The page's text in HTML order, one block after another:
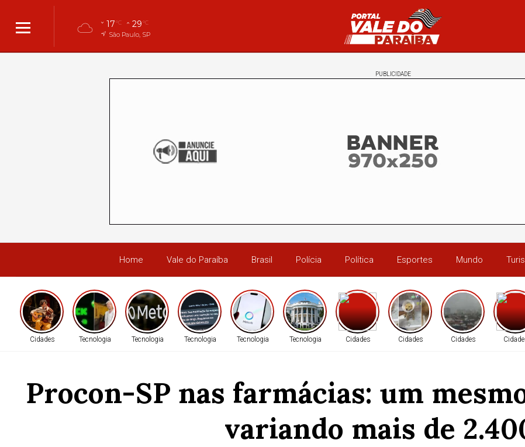
17°C 29°C
São Paulo, SP
PUBLICIDADE
Home Vale do Paraíba Brasil Polícia Política Esportes Mundo
Cidades Tecnologia Tecnologia Tecnologia Tecnologia Tecnologia Cidades Cidades Cidades
Procon-SP nas farmácias: um
variando mais de